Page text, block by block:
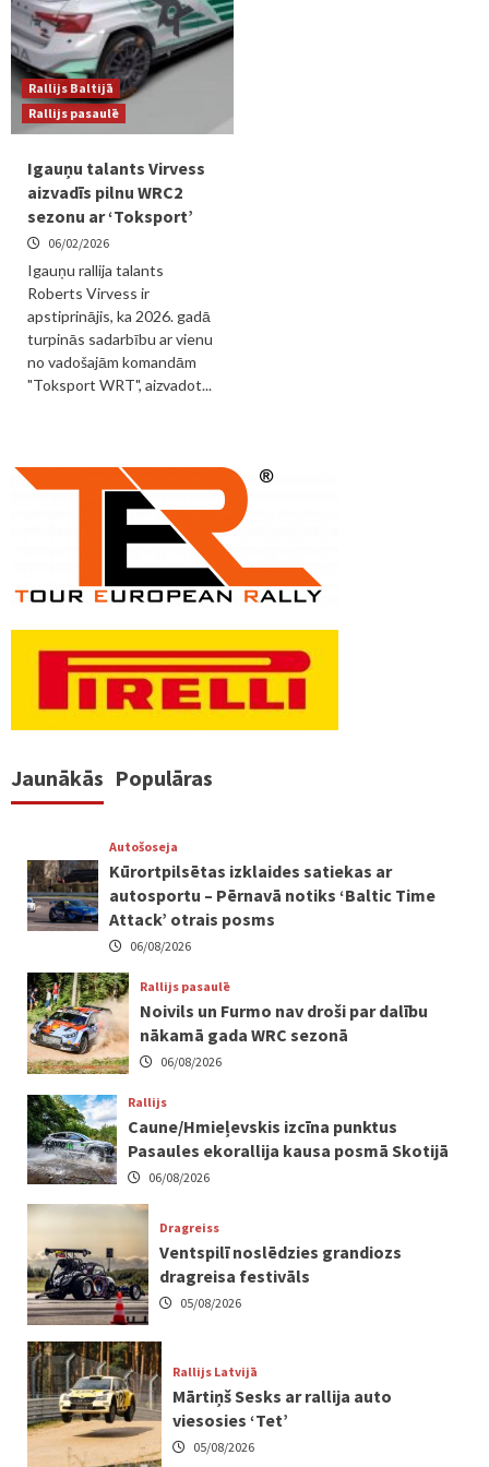
Rallijs Baltijā
Rallijs pasaulē
Igauņu talants Virvess
aizvadīs pilnu WRC2
sezonu ar ‘Toksport’
06/02/2026
Igauņu rallija talants
Roberts Virvess ir
apstiprinājis, ka 2026. gadā
turpinās sadarbību ar vienu
no vadošajām komandām
"Toksport WRT", aizvadot...
Jaunākās Populāras
Autošoseja
Kūrortpilsētas izklaides satiekas ar
autosportu – Pērnavā notiks ‘Baltic Time
Attack’ otrais posms
06/08/2026
Rallijs pasaulē
Noivils un Furmo nav droši par dalību
nākamā gada WRC sezonā
06/08/2026
Rallijs
Caune/Hmieļevskis izcīna punktus
Pasaules ekorallija kausa posmā Skotijā
06/08/2026
Dragreiss
Ventspilī noslēdzies grandiozs
dragreisa festivāls
05/08/2026
Rallijs Latvijā
Mārtiņš Sesks ar rallija auto
viesosies ‘Tet’
05/08/2026